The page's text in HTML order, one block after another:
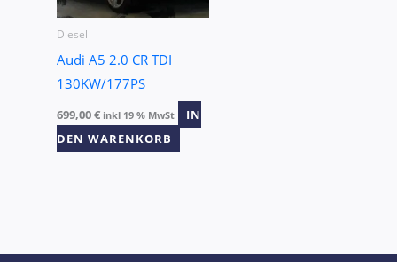
Diesel
Audi A5 2.0 CR TDI
130KW/177PS
699,00€ inkl 19 % MwSt
IN
DEN WARENKORB